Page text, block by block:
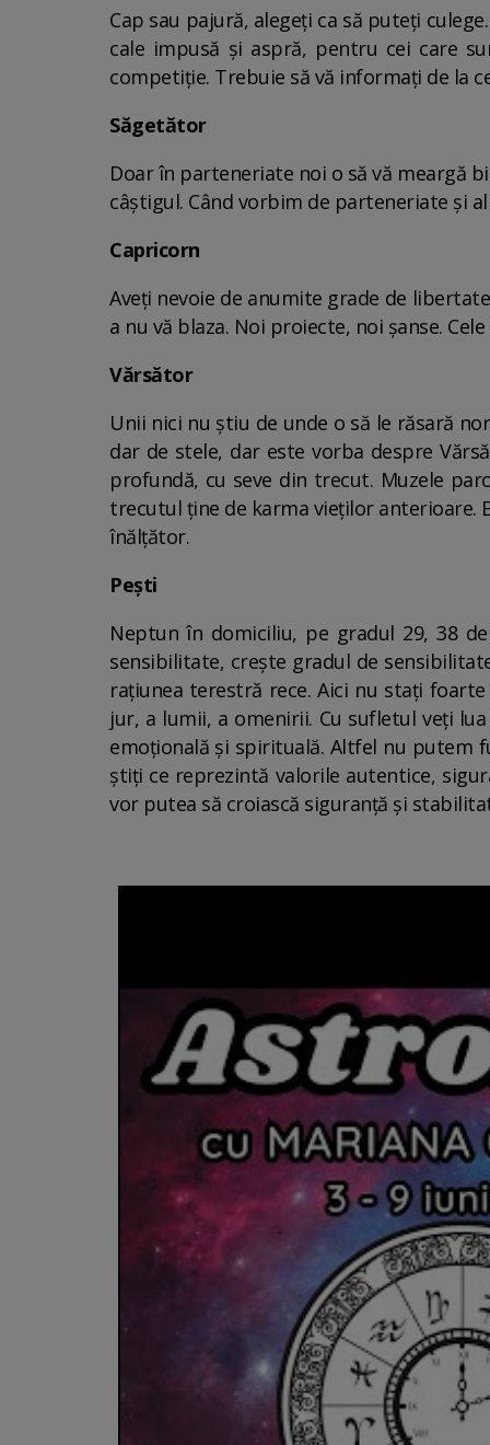
Cap sau pajură, alegeți ca să puteți
cale impusă și aspră, pentru cei care
competiție. Trebuie să vă informați de la
Săgetător
Doar în parteneriate noi o să vă meargă
câștigul. Când vorbim de parteneriate și
Capricorn
Aveți nevoie de anumite grade de
a nu vă blaza. Noi proiecte, noi șanse.
Vărsător
Unii nici nu știu de unde o să le răsară
dar de stele, dar este vorba despre
profundă, cu seve din trecut. Muzele
trecutul ține de karma vieților anterioare.
înălțător.
Pești
Neptun în domiciliu, pe gradul 29, 38
sensibilitate, crește gradul de
rațiunea terestră rece. Aici nu stați
jur, a lumii, a omenirii. Cu sufletul veți
emoțională și spirituală. Altfel nu putem
știți ce reprezintă valorile autentice,
vor putea să croiască siguranță și